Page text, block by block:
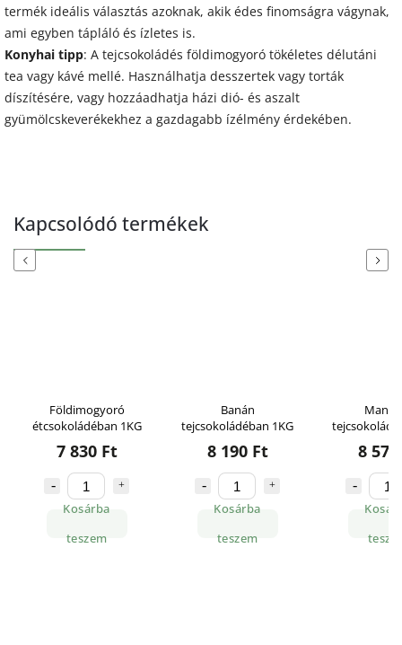
termék ideális választás azoknak, akik édes finomságra vágynak,
ami egyben tápláló és ízletes is.
Konyhai tipp: A tejcsokoládés földimogyoró tökéletes délutáni
tea vagy kávé mellé. Használhatja desszertek vagy torták
díszítésére, vagy hozzáadhatja házi dió- és aszalt
gyümölcskeverékekhez a gazdagabb ízélmény érdekében.
Kapcsolódó termékek
Previous
Földimogyoró
étcsokoládéban 1KG
7 830 Ft
Kosárba
teszem
Banán
tejcsokoládéban 1KG
8 190 Ft
Kosárba
teszem
8
Next